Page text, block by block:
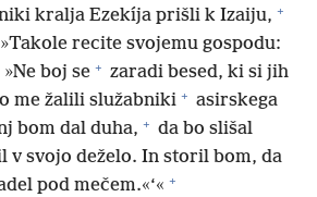
kralja Ezekíja prišli k Izaiju, +
recite svojemu gospodu:
»Ne boj se + zaradi besed, ki si jih
me žalili služabniki + asirskega
bom dal duha, + da bo slišal
v svojo deželo. In storil bom, da
pod mečem.«‘« +